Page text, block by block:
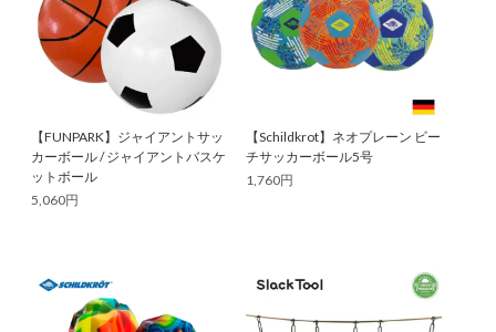
【FUNPARK】ジャイアントサッ
カーボール / ジャイアントバスケ
ットボール
5,060円
【Schildkrot】ネオプレーン ビー
チサッカーボール5号
1,760円